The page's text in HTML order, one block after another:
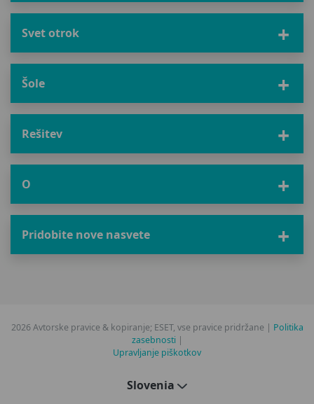
Svet otrok
Šole
Rešitev
O
Pridobite nove nasvete
2026 Avtorske pravice & kopiranje; ESET, vse pravice pridržane | Politika
zasebnosti |
Upravljanje piškotkov
Slovenia